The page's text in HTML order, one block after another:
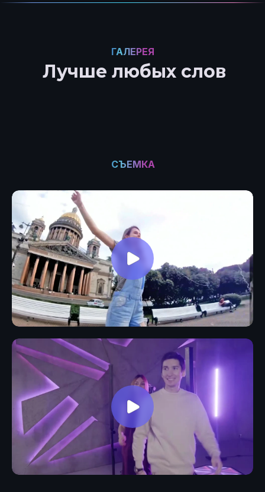
Лучше любых слов
ГАЛЕРЕЯ
СЪЕМКА